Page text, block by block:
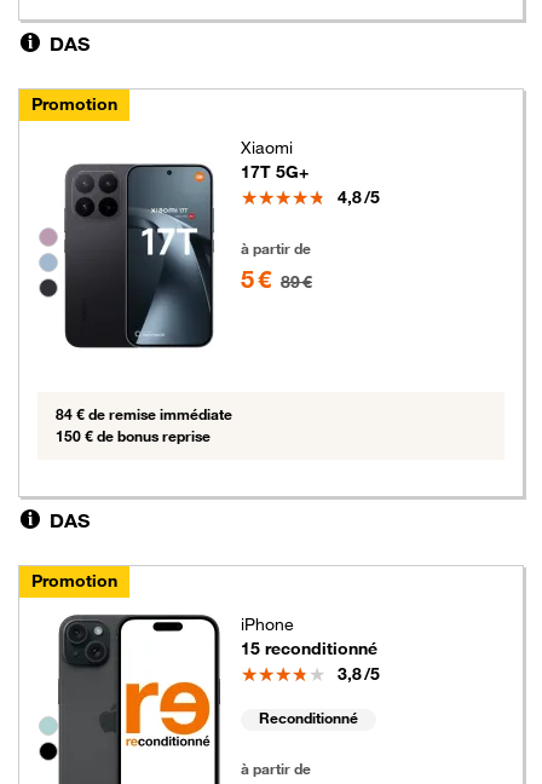
DAS
Promotion
Groupe de couleurs disponibles non sélectionnables
Xiaomi
17T 5G+
Note
4,8/5
à partir de
5 € 89 €
84 € de remise immédiate
150 € de bonus reprise
DAS
Promotion
Groupe de couleurs disponibles non sélectionnables
iPhone
15 reconditionné
Note
3,8/5
Reconditionné
à partir de